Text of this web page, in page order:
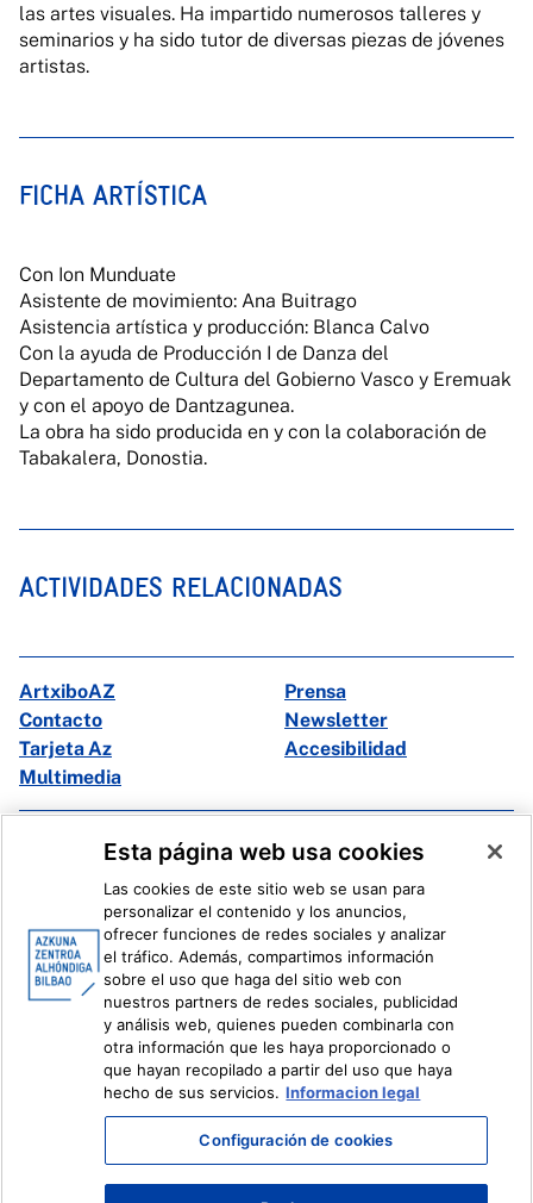
las artes visuales. Ha impartido numerosos talleres y
seminarios y ha sido tutor de diversas piezas de jóvenes
artistas.
FICHA ARTÍSTICA
Con Ion Munduate
Asistente de movimiento: Ana Buitrago
Asistencia artística y producción: Blanca Calvo
Con la ayuda de Producción I de Danza del
Departamento de Cultura del Gobierno Vasco y Eremuak
y con el apoyo de Dantzagunea.
La obra ha sido producida en y con la colaboración de
Tabakalera, Donostia.
ACTIVIDADES RELACIONADAS
ArtxiboAZ
Prensa
Contacto
Newsletter
Tarjeta Az
Accesibilidad
Multimedia
Facebook
X
Ivoox
Información legal Sistema Interno de Información
Esta página web usa cookies
Las cookies de este sitio web se usan para
personalizar el contenido y los anuncios,
ofrecer funciones de redes sociales y analizar
el tráfico. Además, compartimos información
sobre el uso que haga del sitio web con
nuestros partners de redes sociales, publicidad
y análisis web, quienes pueden combinarla con
otra información que les haya proporcionado o
que hayan recopilado a partir del uso que haya
hecho de sus servicios. Informacion legal
Configuración de cookies